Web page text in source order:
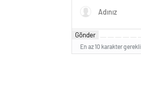
Gönder
En az 10 karakter gerekli